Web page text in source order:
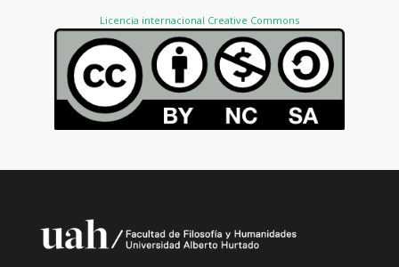
Licencia internacional Creative Commons